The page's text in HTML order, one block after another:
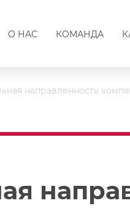
О НАС КОМАНДА
направленность